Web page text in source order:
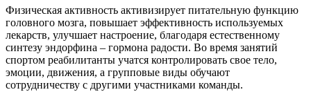
Физическая активность активизирует питательную функцию
головного мозга, повышает эффективность используемых
лекарств, улучшает настроение, благодаря естественному
синтезу эндорфина – гормона радости. Во время занятий
спортом реабилитанты учатся контролировать свое тело,
эмоции, движения, а групповые виды обучают
сотрудничеству с другими участниками команды.